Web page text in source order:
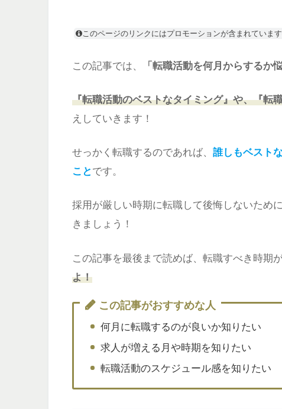
このページのリンクにはプロモーションが含まれています
この記事では、 「転職活動を何月からするか
『転職活動のベストなタイミング』や、『転
えしていきます！
せっかく転職するのであれば、 誰しもベスト
ことです。
採用が厳しい時期に転職して後悔しないため
きましょう！
この記事を最後まで読めば、転職すべき時期が
よ！
この記事がおすすめな人
何月に転職するのが良いか知りたい
求人が増える月や時期を知りたい
転職活動のスケジュール感を知りたい